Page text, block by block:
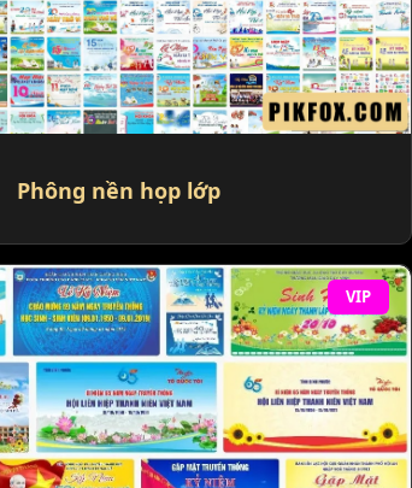
Phông nền họp lớp
VIP